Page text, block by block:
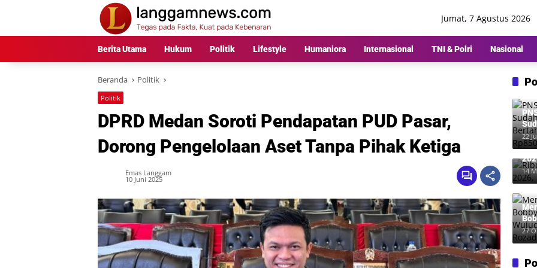
Jumat, 7 Agustus 2026
Berita Utama Hukum Politik Lifestyle Humaniora Internasional TNI & Polri Nasional
Beranda Politik
Politik
DPRD Medan Soroti Pendapatan PUD Pasar,
Dorong Pengelolaan Aset Tanpa Pihak Ketiga
Emas Langgam
10 Juni 2025
22
14
27